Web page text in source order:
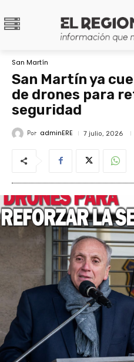
San Martín
San Martín ya
de drones para
seguridad
Por adminERE 7 julio, 2026